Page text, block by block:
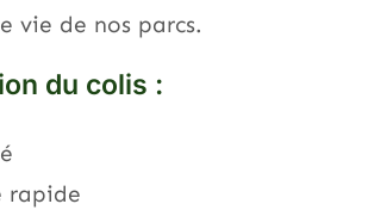
vie de nos parcs.
du colis :
rapide